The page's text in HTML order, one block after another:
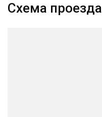
Схема проезда